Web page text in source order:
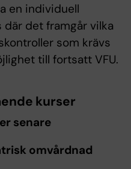
en individuell
det framgår vilka
som krävs
till fortsatt VFU.
kurser
senare
omvårdnad